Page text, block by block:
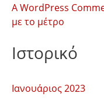
η
ι
:
A WordPress
με το μέτρο
Ιστορικό
Ιανουάριος 2023